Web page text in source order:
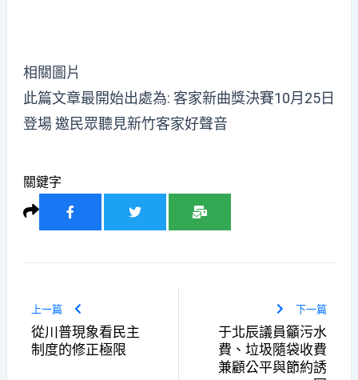
相關圖片
此篇文章最開始出處為:客家新曲獎決賽10月25日
登場 邀民眾聽見新竹客家好聲音
關鍵字
上一篇
從川普現象看民主
制度的修正極限
下一篇
于北辰議員籲污水
費、垃圾隨袋收費
兼顧公平與節約誘